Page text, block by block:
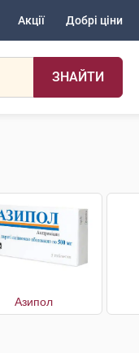
Акції Добрі ціни
ЗНАЙТИ
Азипол